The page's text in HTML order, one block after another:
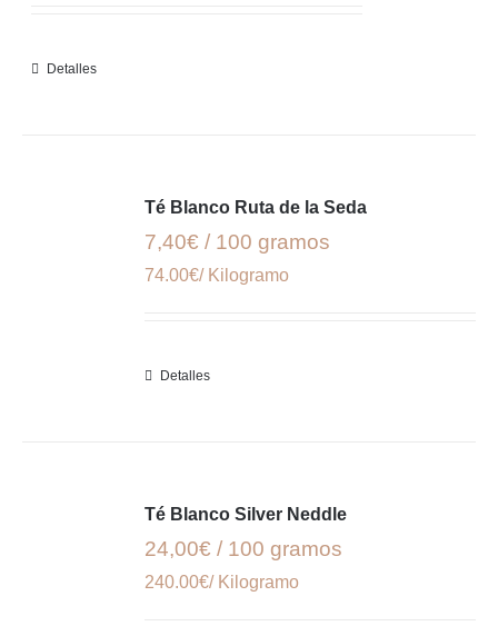
Detalles
Té Blanco Ruta de la Seda
7,40€ / 100 gramos
74.00€/ Kilogramo
Detalles
Té Blanco Silver Neddle
24,00€ / 100 gramos
240.00€/ Kilogramo